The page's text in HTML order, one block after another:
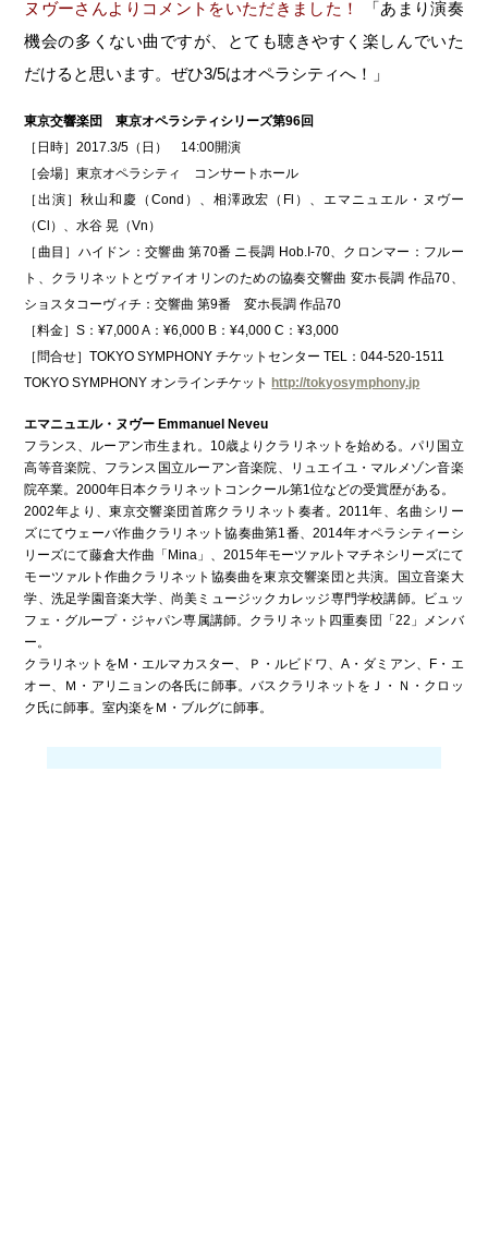
ヌヴーさんよりコメントをいただきました！
「あまり演奏
機会の多くない曲ですが、とても聴きやすく楽しんでいた
だけると思います。ぜひ3/5はオペラシティへ！」
東京交響楽団 東京オペラシティシリーズ第96回
［日時］2017.3/5（日） 14:00開演
［会場］東京オペラシティ コンサートホール
［出演］秋山和慶（Cond）、相澤政宏（Fl）、エマニュエル・ヌヴー
（Cl）、水谷 晃（Vn）
［曲目］ハイドン：交響曲 第70番 ニ長調 Hob.I-70、クロンマー：フルー
ト、クラリネットとヴァイオリンのための協奏交響曲 変ホ長調 作品70、
ショスタコーヴィチ：交響曲 第9番 変ホ長調 作品70
［料金］S：¥7,000 A：¥6,000 B：¥4,000 C：¥3,000
［問合せ］TOKYO SYMPHONY チケットセンター TEL：044-520-1511
TOKYO SYMPHONY オンラインチケット http://tokyosymphony.jp
エマニュエル・ヌヴー Emmanuel Neveu
フランス、ルーアン市生まれ。10歳よりクラリネットを始める。パリ国立
高等音楽院、フランス国立ルーアン音楽院、リュエイユ・マルメゾン音楽
院卒業。2000年日本クラリネットコンクール第1位などの受賞歴がある。
2002年より、東京交響楽団首席クラリネット奏者。2011年、名曲シリー
ズにてウェーバ作曲クラリネット協奏曲第1番、2014年オペラシティーシ
リーズにて藤倉大作曲「Mina」、2015年モーツァルトマチネシリーズにて
モーツァルト作曲クラリネット協奏曲を東京交響楽団と共演。国立音楽大
学、洗足学園音楽大学、尚美ミュージックカレッジ専門学校講師。ビュッ
フェ・グループ・ジャパン専属講師。クラリネット四重奏団「22」メンバ
ー。
クラリネットをM・エルマカスター、Ｐ・ルビドワ、A・ダミアン、F・エ
オー、Ｍ・アリニョンの各氏に師事。バスクラリネットをＪ・Ｎ・クロッ
ク氏に師事。室内楽をＭ・ブルグに師事。